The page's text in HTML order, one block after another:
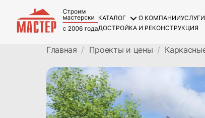
КАТАЛОГ О КОМПАНИИУСЛУГИ
ДОСТРОЙКА И РЕКОНСТРУКЦИЯ
Главная Проекты и цены